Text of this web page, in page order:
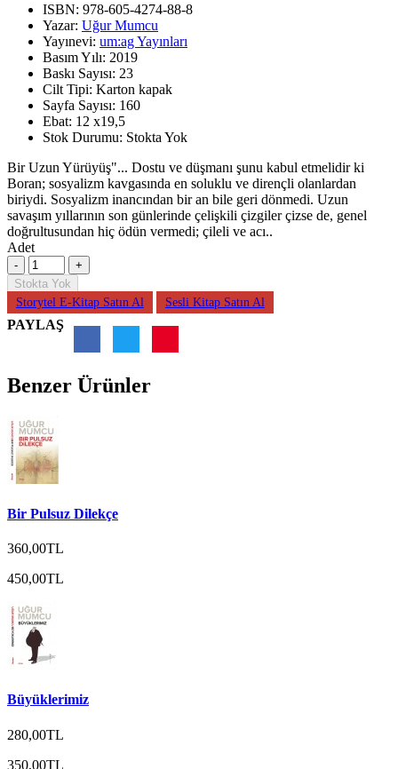
ISBN: 978-605-4274-88-8
Yazar: Uğur Mumcu
Yayınevi: um:ag Yayınları
Basım Yılı: 2019
Baskı Sayısı: 23
Cilt Tipi: Karton kapak
Sayfa Sayısı: 160
Ebat: 12 x19,5
Stok Durumu: Stokta Yok
Bir Uzun Yürüyüş"... Dostu ve düşmanı şunu kabul etmelidir ki
Boran; sosyalizm kavgasında en soluklu ve dirençli olanlardan
biriydi. Sosyalizm inancından bir an bile geri dönmedi. Uzun
savaşım yıllarının son günlerinde çelişkili çizgiler çizse de, genel
doğrultusundan hiç ödün vermedi; çileli ve acı..
Adet
Stokta Yok
Storytel E-Kitap Satın Al
Sesli Kitap Satın Al
PAYLAŞ
Benzer Ürünler
Bir Pulsuz Dilekçe
360,00TL
450,00TL
Büyüklerimiz
280,00TL
350,00TL